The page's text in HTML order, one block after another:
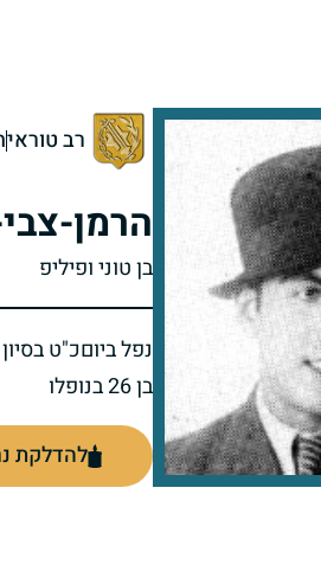
רב טוראי
הרמן-
בן טוני ופיליפ
נפל ביוםכ"ט
בן 26 בנופלו
להדלקת